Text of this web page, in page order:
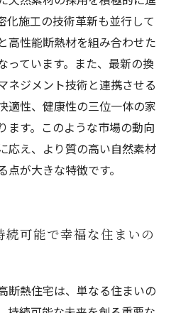
化施工の技術革新も並行して
高性能断熱材を組み合わせた
っています。また、最新の換
ネジメント技術と連携させる
適性、健康性の三位一体の家
ます。このような市場の動向
応え、より質の高い自然素材
が大きな特徴です。
続可能で幸福な住まいの
断熱住宅は、単なる住まいの